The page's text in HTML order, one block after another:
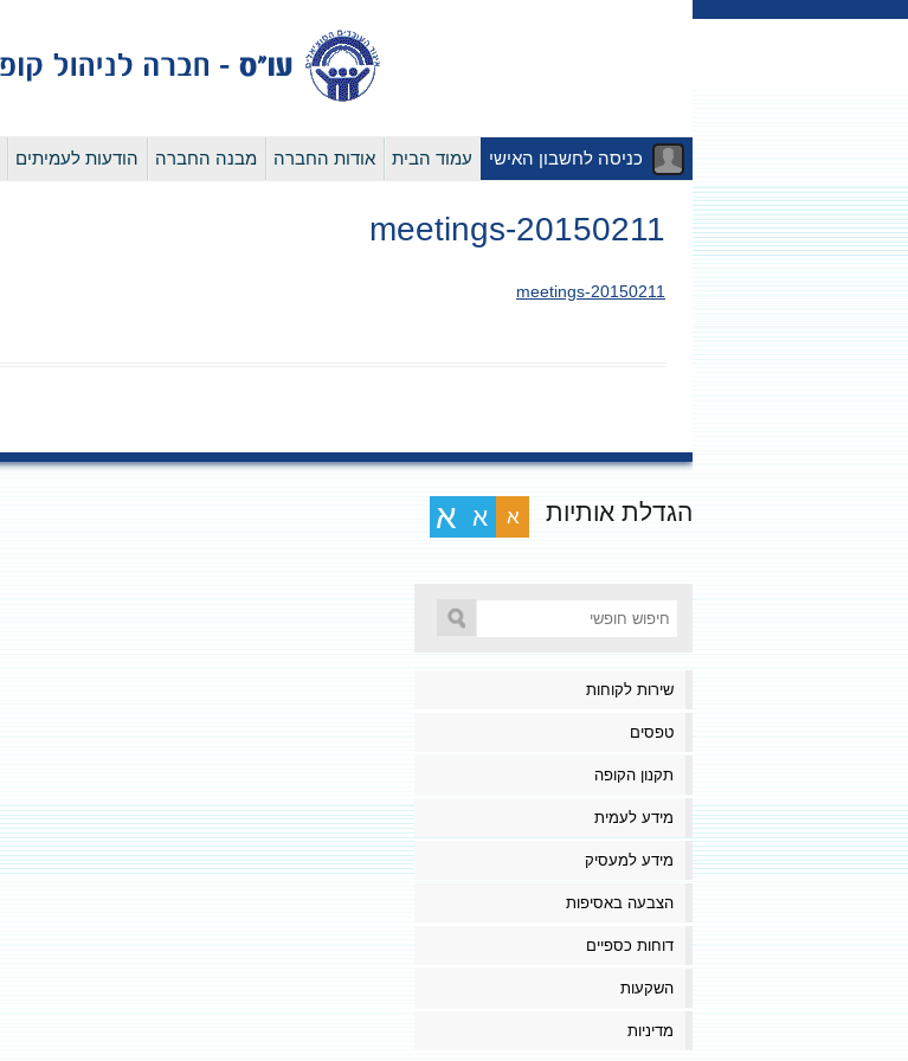
לדלג
כניסה לחשבון האישי עמוד הבית אודות החברה מבנה החברה הודעות לעמיתים
20150211-meetings
20150211-meetings
הגדלת אותיות א א א
שירות לקוחות
טפסים
תקנון הקופה
מידע לעמית
מידע למעסיק
הצבעה באסיפות
דוחות כספיים
השקעות
מדיניות